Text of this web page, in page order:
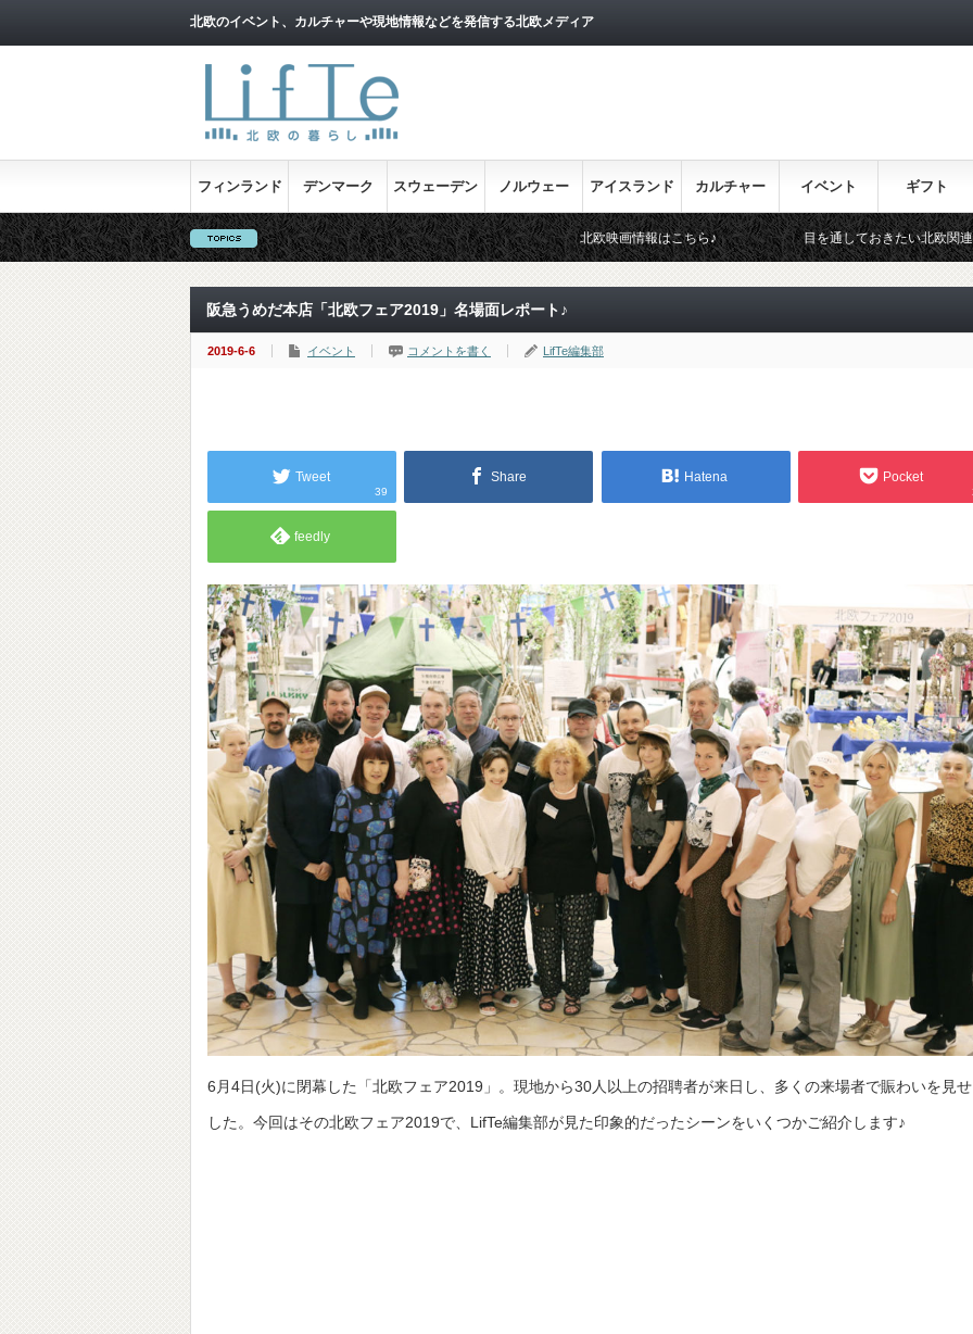
北欧のイベント、カルチャーや現地情報などを発信する北欧メディア
フィンランド デンマーク スウェーデン ノルウェー アイスランド カルチャー イベント ギフト
北欧映画情報はこちら♪ 目を通しておきたい北欧関連のイベント！
阪急うめだ本店「北欧フェア2019」名場面レポート♪
2019-6-6 イベント コメントを書く LifTe編集部
Tweet
39
Share Hatena Pocket
feedly
6月4日(火)に閉幕した「北欧フェア2019」。現地から30人以上の招聘者が来日し、多くの来場者で賑わいを見
した。今回はその北欧フェア2019で、LifTe編集部が見た印象的だったシーンをいくつかご紹介します♪